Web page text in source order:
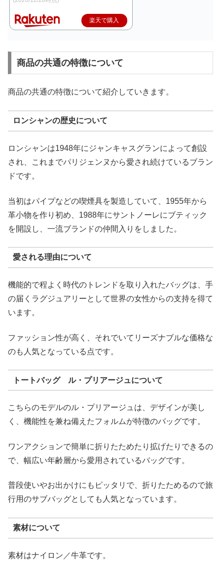
楽天で購入
商品の共通の特徴について
商品の共通の特徴について紹介していきます。
ロンシャンの歴史について
ロンシャンは1948年にジャンキャスグランによって創設
され、これまでパリジェンヌから愛され続けているブラン
ドです。
当初はパイプなどの喫煙具を製造していて、1955年から
革小物を作り初め、1988年にサントノーレにブティック
を開設し、一流ブランドの仲間入りをしました。
愛される理由について
機能的で程よく時代のトレンドを取り入れたバッグは、手
の届くラグジュアリーとして世界の女性からの支持を得て
います。
ファッション性が高く、それでいてリーズナブルな価格な
のも人気となっている点です。
トートバッグ ル・プリアージュについて
こちらのモデルのル・プリアージュは、デザインが美し
く、機能性を兼ね備えたフォルムが特徴のバッグです。
ワンアクションで簡単に折りたためたり拡げたりできるの
で、幅広い年齢層から愛用されているバッグです。
普段使いやお出かけにもピッタリで、折りたためるので旅
行用のサブバッグとしても人気となっています。
素材について
素材はナイロン／牛革です。